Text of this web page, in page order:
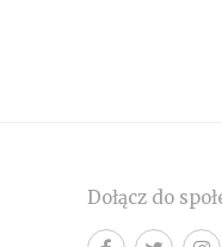
Dołącz do